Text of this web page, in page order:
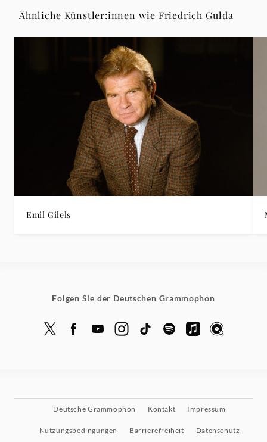
Ähnliche Künstler:innen wie Friedrich Gulda
Emil Gilels
Folgen Sie der Deutschen Grammophon
Deutsche Grammophon Kontakt Impressum
Nutzungsbedingungen Barrierefreiheit Datenschutz